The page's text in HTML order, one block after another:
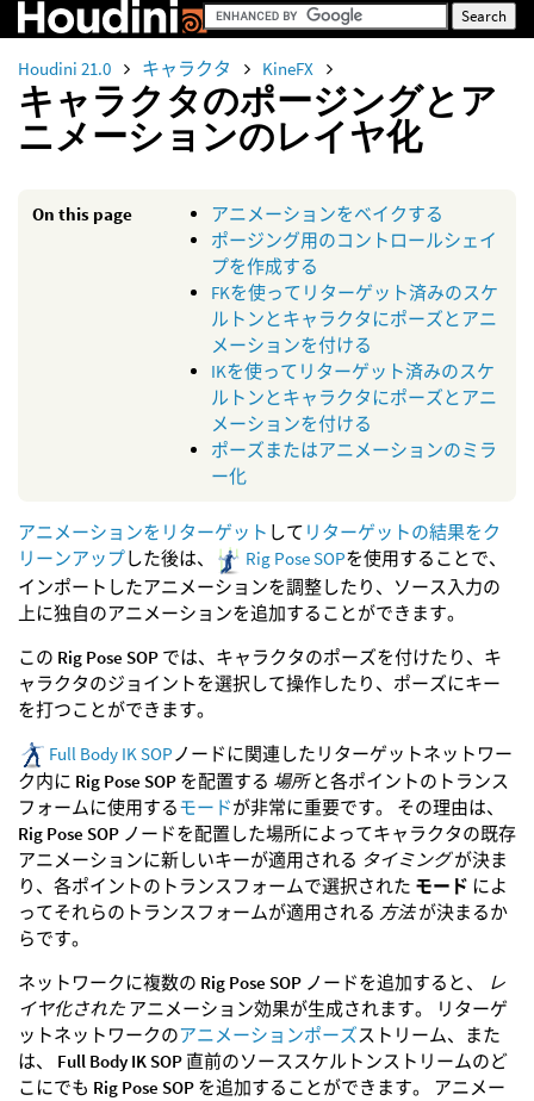
Houdini 21.0 キャラクタ KineFX
キャラクタのポージングとア
ニメーションのレイヤ化
On this page
アニメーションをベイクする
ポージング用のコントロールシェイ
プを作成する
FKを使ってリターゲット済みのスケ
ルトンとキャラクタにポーズとアニ
メーションを付ける
IKを使ってリターゲット済みのスケ
ルトンとキャラクタにポーズとアニ
メーションを付ける
ポーズまたはアニメーションのミラ
ー化
アニメーションをリターゲット して リターゲットの結果をク
リーンアップした後は、 Rig Pose SOPを使用することで、
インポートしたアニメーションを調整したり、ソース入力の
上に独自のアニメーションを追加することができます。
この Rig Pose SOP では、キャラクタのポーズを付けたり、キ
ャラクタのジョイントを選択して操作したり、ポーズにキー
を打つことができます。
Full Body IK SOP ノードに関連したリターゲットネットワー
ク内に Rig Pose SOP を配置する 場所と各ポイントのトランス
フォームに使用するモードが非常に重要です。 その理由は、
Rig Pose SOP ノードを配置した場所によってキャラクタの既存
アニメーションに新しいキーが適用される タイミングが決ま
り、各ポイントのトランスフォームで選択された モード によ
ってそれらのトランスフォームが適用される 方法が決まるか
らです。
ネットワークに複数の Rig Pose SOP ノードを追加すると、
レ
イヤ化された アニメーション効果が生成されます。 リターゲ
ットネットワークのアニメーションポーズストリーム、また
は、 Full Body IK SOP 直前のソーススケルトンストリームのど
こにでも Rig Pose SOP を追加することができます。 アニメー